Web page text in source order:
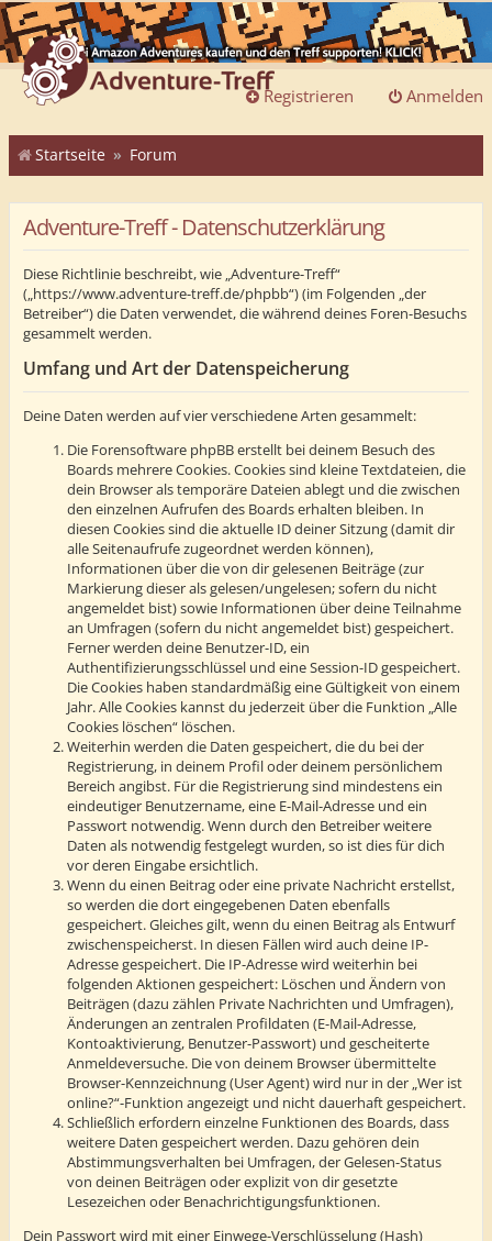
Anmelden
Registrieren
Startseite Forum
Adventure-Treff - Datenschutzerklärung
Diese Richtlinie beschreibt, wie „Adventure-Treff“
(„https://www.adventure-treff.de/phpbb“) (im Folgenden „der
Betreiber“) die Daten verwendet, die während deines Foren-Besuchs
gesammelt werden.
Umfang und Art der Datenspeicherung
Deine Daten werden auf vier verschiedene Arten gesammelt:
Die Forensoftware phpBB erstellt bei deinem Besuch des
Boards mehrere Cookies. Cookies sind kleine Textdateien, die
dein Browser als temporäre Dateien ablegt und die zwischen
den einzelnen Aufrufen des Boards erhalten bleiben. In
diesen Cookies sind die aktuelle ID deiner Sitzung (damit dir
alle Seitenaufrufe zugeordnet werden können),
Informationen über die von dir gelesenen Beiträge (zur
Markierung dieser als gelesen/ungelesen; sofern du nicht
angemeldet bist) sowie Informationen über deine Teilnahme
an Umfragen (sofern du nicht angemeldet bist) gespeichert.
Ferner werden deine Benutzer-ID, ein
Authentifizierungsschlüssel und eine Session-ID gespeichert.
Die Cookies haben standardmäßig eine Gültigkeit von einem
Jahr. Alle Cookies kannst du jederzeit über die Funktion „Alle
Cookies löschen“ löschen.
Weiterhin werden die Daten gespeichert, die du bei der
Registrierung, in deinem Profil oder deinem persönlichem
Bereich angibst. Für die Registrierung sind mindestens ein
eindeutiger Benutzername, eine E-Mail-Adresse und ein
Passwort notwendig. Wenn durch den Betreiber weitere
Daten als notwendig festgelegt wurden, so ist dies für dich
vor deren Eingabe ersichtlich.
Wenn du einen Beitrag oder eine private Nachricht erstellst,
so werden die dort eingegebenen Daten ebenfalls
gespeichert. Gleiches gilt, wenn du einen Beitrag als Entwurf
zwischenspeicherst. In diesen Fällen wird auch deine IP-
Adresse gespeichert. Die IP-Adresse wird weiterhin bei
folgenden Aktionen gespeichert: Löschen und Ändern von
Beiträgen (dazu zählen Private Nachrichten und Umfragen),
Änderungen an zentralen Profildaten (E-Mail-Adresse,
Kontoaktivierung, Benutzer-Passwort) und gescheiterte
Anmeldeversuche. Die von deinem Browser übermittelte
Browser-Kennzeichnung (User Agent) wird nur in der „Wer ist
online?“-Funktion angezeigt und nicht dauerhaft gespeichert.
Schließlich erfordern einzelne Funktionen des Boards, dass
weitere Daten gespeichert werden. Dazu gehören dein
Abstimmungsverhalten bei Umfragen, der Gelesen-Status
von deinen Beiträgen oder explizit von dir gesetzte
Lesezeichen oder Benachrichtigungsfunktionen.
Dein Passwort wird mit einer Einwege-Verschlüsselung (Hash)